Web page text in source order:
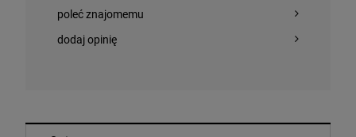
poleć znajomemu
dodaj opinię